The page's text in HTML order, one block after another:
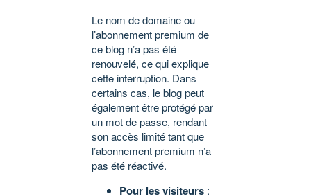
Le nom de domaine ou
l’abonnement premium de
ce blog n’a pas été
renouvelé, ce qui explique
cette interruption. Dans
certains cas, le blog peut
également être protégé par
un mot de passe, rendant
son accès limité tant que
l’abonnement premium n’a
pas été réactivé.
Pour les visiteurs :